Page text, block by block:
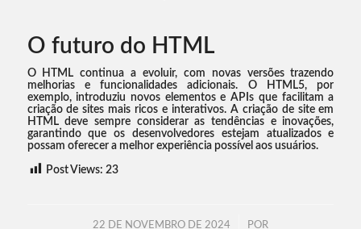
O futuro do HTML
O HTML continua a evoluir, com novas versões trazendo
melhorias e funcionalidades adicionais. O HTML5, por
exemplo, introduziu novos elementos e APIs que facilitam a
criação de sites mais ricos e interativos. A criação de site em
HTML deve sempre considerar as tendências e inovações,
garantindo que os desenvolvedores estejam atualizados e
possam oferecer a melhor experiência possível aos usuários.
Post Views: 23
22 DE NOVEMBRO DE 2024
/ POR